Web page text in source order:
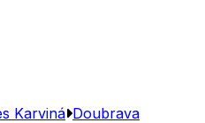
Karviná Doubrava